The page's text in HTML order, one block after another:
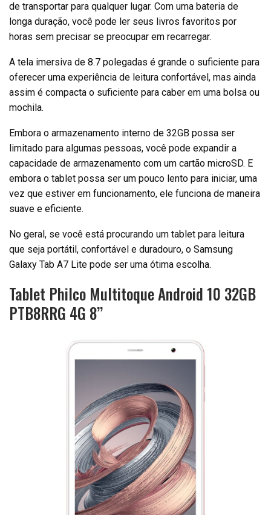
de transportar para qualquer lugar. Com uma bateria de
longa duração, você pode ler seus livros favoritos por
horas sem precisar se preocupar em recarregar.
A tela imersiva de 8.7 polegadas é grande o suficiente para
oferecer uma experiência de leitura confortável, mas ainda
assim é compacta o suficiente para caber em uma bolsa ou
mochila.
Embora o armazenamento interno de 32GB possa ser
limitado para algumas pessoas, você pode expandir a
capacidade de armazenamento com um cartão microSD. E
embora o tablet possa ser um pouco lento para iniciar, uma
vez que estiver em funcionamento, ele funciona de maneira
suave e eficiente.
No geral, se você está procurando um tablet para leitura
que seja portátil, confortável e duradouro, o Samsung
Galaxy Tab A7 Lite pode ser uma ótima escolha.
Tablet Philco Multitoque Android 10 32GB
PTB8RRG 4G 8’’